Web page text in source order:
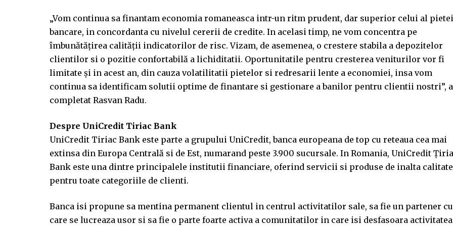
„Vom continua sa finantam economia romaneasca intr-un ritm prudent, dar superior celui al pietei
bancare, in concordanta cu nivelul cererii de credite. In acelasi timp, ne vom concentra pe
îmbunătăţirea calităţii indicatorilor de risc. Vizam, de asemenea, o crestere stabila a depozitelor
clientilor si o pozitie confortabilă a lichiditatii. Oportunitatile pentru cresterea veniturilor vor fi
limitate şi in acest an, din cauza volatilitatii pietelor si redresarii lente a economiei, insa vom
continua sa identificam solutii optime de finantare si gestionare a banilor pentru clientii nostri”, a
completat Rasvan Radu.
Despre UniCredit Tiriac Bank
UniCredit Tiriac Bank este parte a grupului UniCredit, banca europeana de top cu reteaua cea mai
extinsa din Europa Centrală si de Est, numarand peste 3.900 sucursale. In Romania, UniCredit
Bank este una dintre principalele institutii financiare, oferind servicii si produse de inalta calitate
pentru toate categoriile de clienti.
Banca isi propune sa mentina permanent clientul in centrul activitatilor sale, sa fie un partener cu
care se lucreaza usor si sa fie o parte foarte activa a comunitatilor in care isi desfasoara